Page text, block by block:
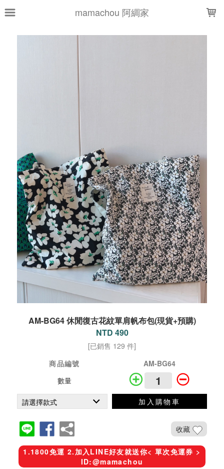
mamachou 阿綢家
AM-BG64 休閒復古花紋單肩帆布包(現貨+預購)
NTD 490
[已銷售 129 件]
商品編號
AM-BG64
數量
加入購物車
收藏
1.1800免運 2.加入LINE好友就送你< 單次免運券 >
ID:@mamachou